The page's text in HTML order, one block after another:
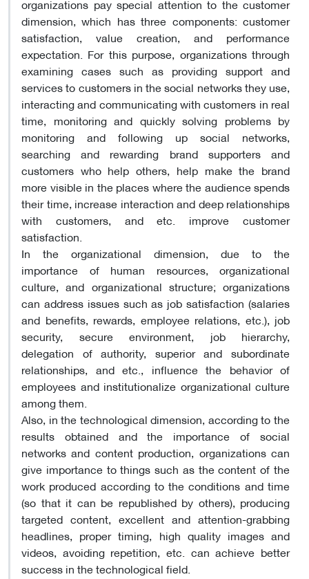
dimension, which has three components: customer
satisfaction, value creation, and performance
expectation. For this purpose, organizations through
examining cases such as providing support and
services to customers in the social networks they use,
interacting and communicating with customers in real
time, monitoring and quickly solving problems by
monitoring and following up social networks,
searching and rewarding brand supporters and
customers who help others, help make the brand
more visible in the places where the audience spends
their time, increase interaction and deep relationships
with customers, and etc. improve customer
satisfaction.
In the organizational dimension, due to the
importance of human resources, organizational
culture, and organizational structure; organizations
can address issues such as job satisfaction (salaries
and benefits, rewards, employee relations, etc.), job
security, secure environment, job hierarchy,
delegation of authority, superior and subordinate
relationships, and etc., influence the behavior of
employees and institutionalize organizational culture
among them.
Also, in the technological dimension, according to the
results obtained and the importance of social
networks and content production, organizations can
give importance to things such as the content of the
work produced according to the conditions and time
(so that it can be republished by others), producing
targeted content, excellent and attention-grabbing
headlines, proper timing, high quality images and
videos, avoiding repetition, etc. can achieve better
success in the technological field.